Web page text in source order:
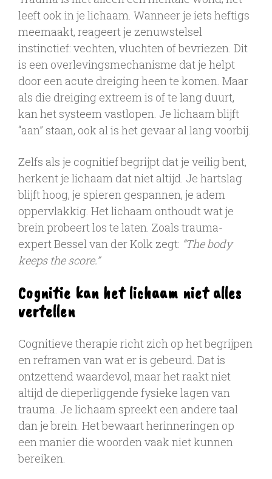
leeft ook in je lichaam. Wanneer je iets heftigs
meemaakt, reageert je zenuwstelsel
instinctief: vechten, vluchten of bevriezen. Dit
is een overlevingsmechanisme dat je helpt
door een acute dreiging heen te komen. Maar
als die dreiging extreem is of te lang duurt,
kan het systeem vastlopen. Je lichaam blijft
“aan” staan, ook al is het gevaar al lang voorbij.
Zelfs als je cognitief begrijpt dat je veilig bent,
herkent je lichaam dat niet altijd. Je hartslag
blijft hoog, je spieren gespannen, je adem
oppervlakkig. Het lichaam onthoudt wat je
brein probeert los te laten. Zoals trauma-
expert Bessel van der Kolk zegt: “The body
keeps the score.”
Cognitie kan het lichaam niet alles
vertellen
Cognitieve therapie richt zich op het begrijpen
en reframen van wat er is gebeurd. Dat is
ontzettend waardevol, maar het raakt niet
altijd de dieperliggende fysieke lagen van
trauma. Je lichaam spreekt een andere taal
dan je brein. Het bewaart herinneringen op
een manier die woorden vaak niet kunnen
bereiken.